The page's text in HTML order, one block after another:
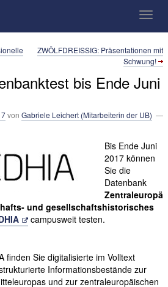
UB Mannheim
ZWÖLFDREISSIG: Präsentationen mit
Schwung!
bis Ende Juni
von Gabriele Leichert (Mitarbeiterin der UB) —
Bis Ende Juni
2017 können
Sie die
Datenbank
Zentraleuropä
und gesellschaftshistorisches
campusweit testen.
finden Sie digitalisierte im Volltext
Informationsbestände zur
und zur zentraleuropäischen